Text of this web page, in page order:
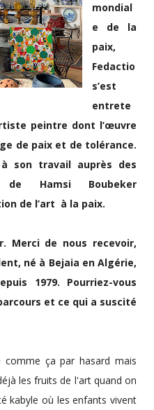
mondial
e de la
paix,
Fedactio
s’est
entrete
peintre dont l’œuvre
de paix et de tolérance.
son travail auprès des
Hamsi Boubeker
de l’art à la paix.
Merci de nous recevoir,
né à Bejaia en Algérie,
1979. Pourriez-vous
et ce qui a suscité
comme ça par hasard mais
les fruits de l'art quand on
kabyle où les enfants vivent